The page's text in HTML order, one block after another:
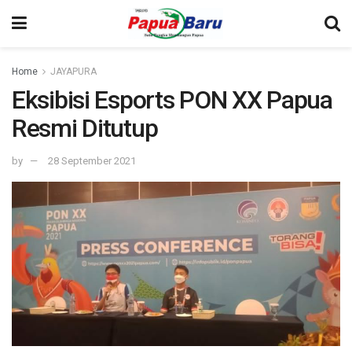
Home JAYAPURA
Eksibisi Esports PON XX Papua
Resmi Ditutup
by 28 September 2021